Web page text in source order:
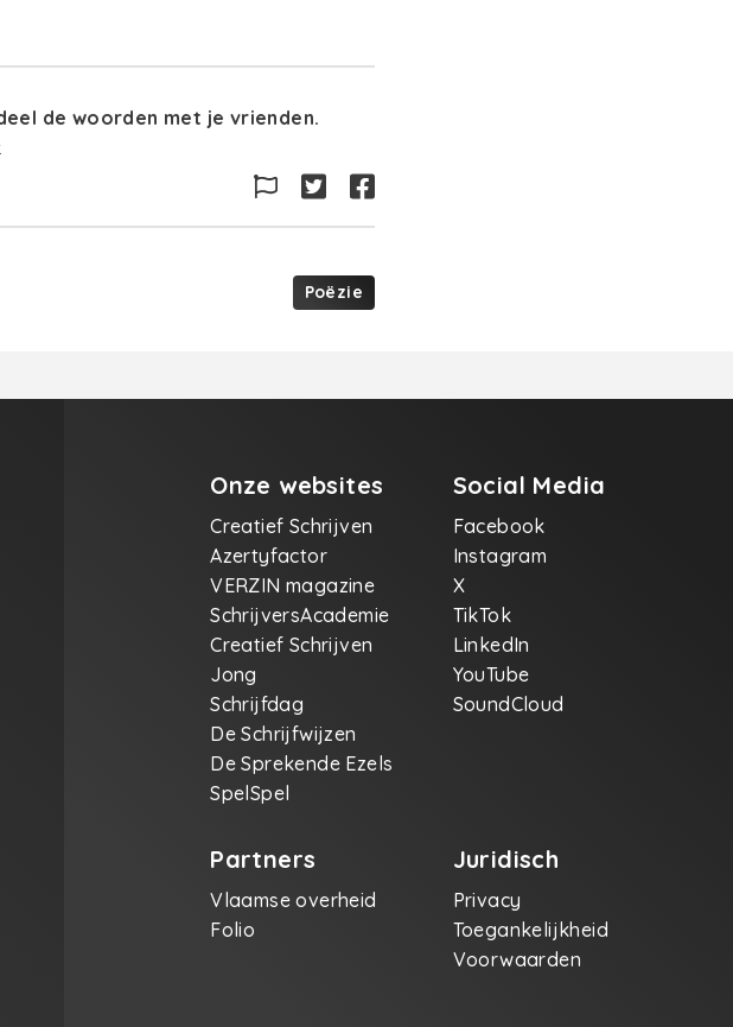
de woorden met je vrienden.
Poëzie
Onze websites
Creatief Schrijven
Azertyfactor
VERZIN magazine
SchrijversAcademie
Creatief Schrijven
Jong
Schrijfdag
De Schrijfwijzen
De Sprekende Ezels
SpelSpel
Social Media
Facebook
Instagram
X
TikTok
LinkedIn
YouTube
SoundCloud
Partners
Vlaamse overheid
Folio
Juridisch
Privacy
Toegankelijkheid
Voorwaarden